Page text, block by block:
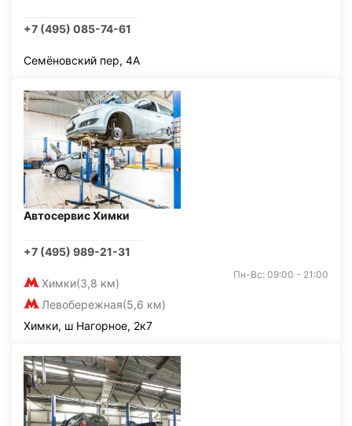
+7 (495) 085-74-61
Семёновский пер, 4А
Автосервис Химки
+7 (495) 989-21-31
Химки(3,8 км)
Левобережная(5,6 км)
Пн-Вс: 09:00 - 21:00
Химки, ш Нагорное, 2к7